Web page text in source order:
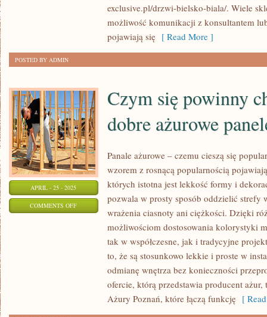
exclusive.pl/drzwi-bielsko-biala/. Wiele
możliwość komunikacji z konsultantem
pojawiają się [ Read More ]
POSTED BY ADMIN
APRIL - 25 - 2025
COMMENTS OFFON
Czym się powinny
dobre ażurowe
Panale ażurowe – czemu cieszą się
wzorem z rosnącą popularnością
których istotna jest lekkość formy i
pozwala w prosty sposób oddzielić strefy
wrażenia ciasnoty ani ciężkości. Dzięki
możliwościom dostosowania kolorystyki
tak w współczesne, jak i tradycyjne
to, że są stosunkowo lekkie i proste w
odmianę wnętrza bez konieczności
ofercie, którą przedstawia producent ażur,
Ażury Poznań, które łączą funkcję [